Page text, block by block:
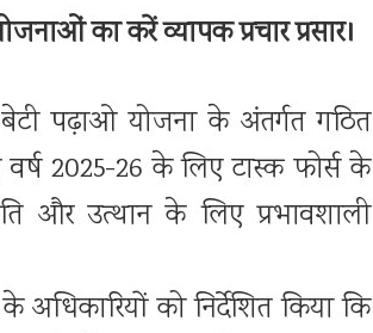
का करें व्यापक प्रचार प्रसार।
पढ़ाओ योजना के अंतर्गत गठित
वर्ष 2025-26 के लिए टास्क फोर्स के
और उत्थान के लिए प्रभावशाली
को निर्देशित किया कि